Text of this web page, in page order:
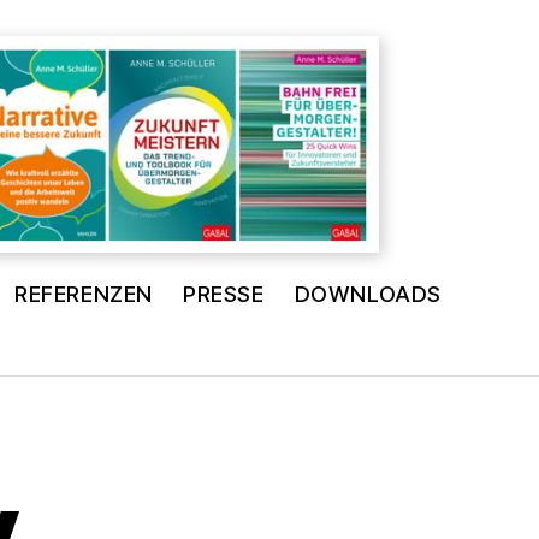
REFERENZEN PRESSE DOWNLOADS